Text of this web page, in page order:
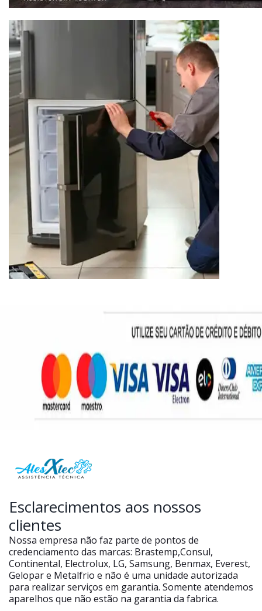
Esclarecimentos aos nossos
clientes
Nossa empresa não faz parte de pontos de
credenciamento das marcas: Brastemp,Consul,
Continental, Electrolux, LG, Samsung, Benmax, Everest,
Gelopar e Metalfrio e não é uma unidade autorizada
para realizar serviços em garantia. Somente atendemos
aparelhos que não estão na garantia da fabrica.